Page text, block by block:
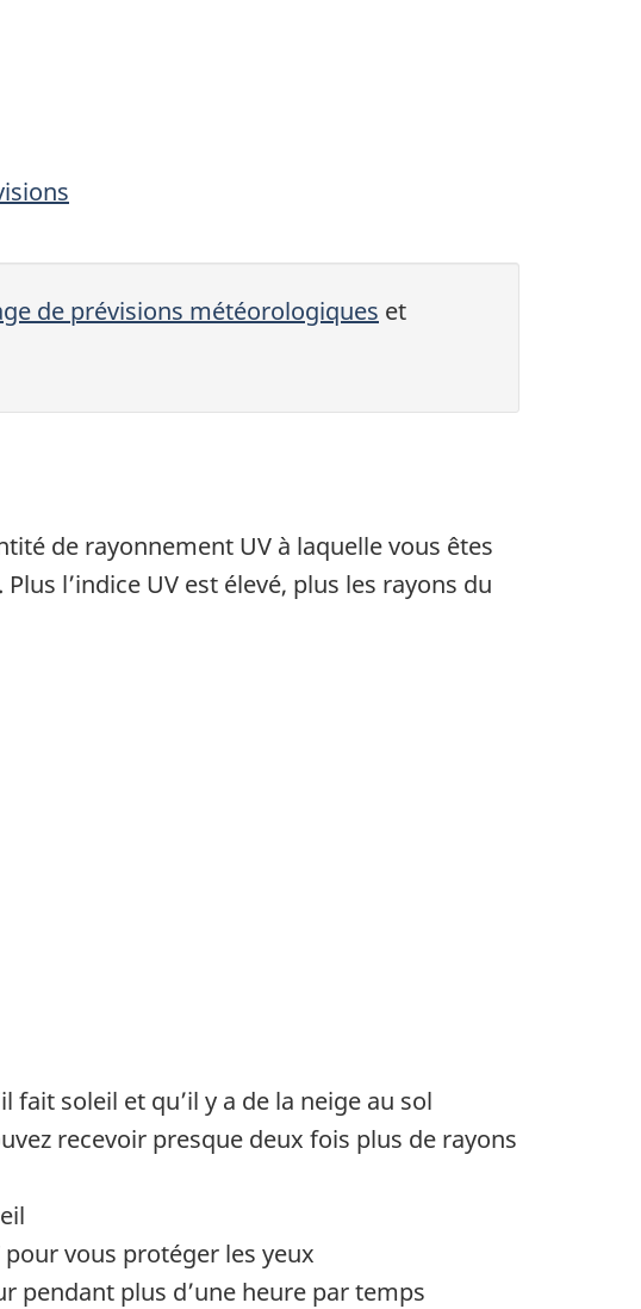
de prévisions météorologiques et
de rayonnement UV à laquelle vous êtes
l’indice UV est élevé, plus les rayons du
soleil et qu’il y a de la neige au sol
recevoir presque deux fois plus de rayons
vous protéger les yeux
pendant plus d’une heure par temps